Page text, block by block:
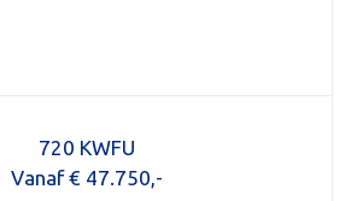
720 KWFU
Vanaf € 47.750,-